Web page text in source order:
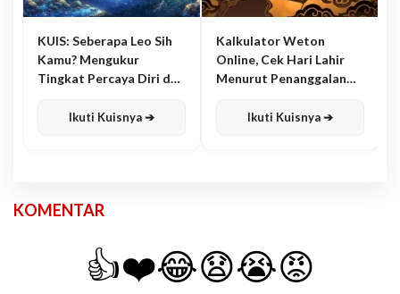
KUIS: Seberapa Leo Sih
Kamu? Mengukur
Tingkat Percaya Diri dan
Ikuti Kuisnya ➔
Kalkulator Weton
Online, Cek Hari Lahir
Menurut Penanggalan
Ikuti Kuisnya ➔
KOMENTAR
👍❤️😂😧😭😡